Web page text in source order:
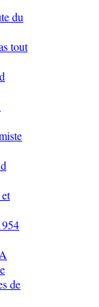
du
tout
de